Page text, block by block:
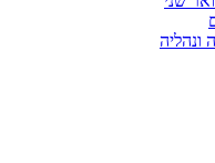
ונהליה